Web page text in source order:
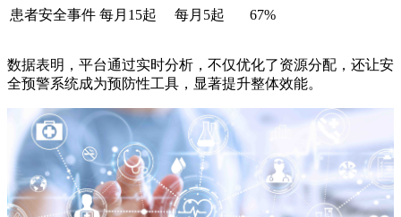
患者安全事件 每月15起 每月5起 67%
数据表明，平台通过实时分析，不仅优化了资源分配，还让安
全预警系统成为预防性工具，显著提升整体效能。